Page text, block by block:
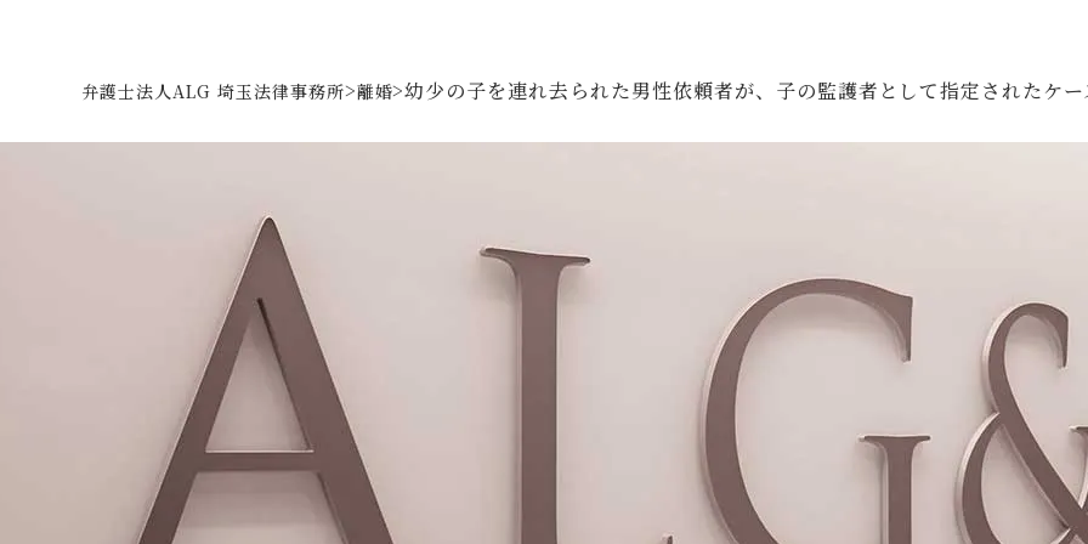
弁護士法人ALG 埼玉法律事務所>離婚>幼少の子を連れ去られた男性依頼者が、子の監護者として指定されたケ